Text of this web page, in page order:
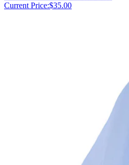
Current Price:$35.00